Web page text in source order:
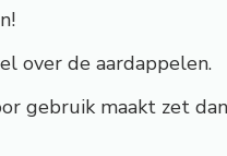
over de aardappelen.
gebruik maakt zet